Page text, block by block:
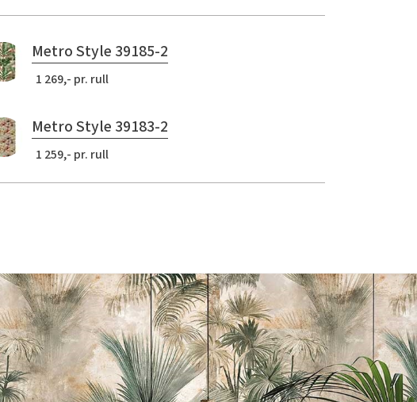
Metro Style 39185-2
1 269,- pr. rull
Metro Style 39183-2
1 259,- pr. rull